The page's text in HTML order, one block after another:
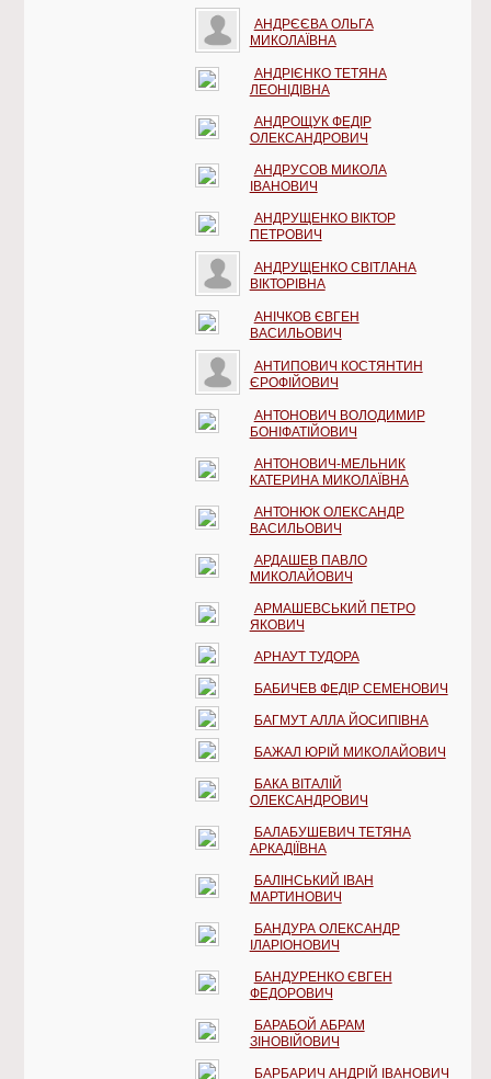
АНДРЄЄВА ОЛЬГА
МИКОЛАЇВНА
АНДРІЄНКО ТЕТЯНА
ЛЕОНІДІВНА
АНДРОЩУК ФЕДІР
ОЛЕКСАНДРОВИЧ
АНДРУСОВ МИКОЛА
ІВАНОВИЧ
АНДРУЩЕНКО ВІКТОР
ПЕТРОВИЧ
АНДРУЩЕНКО СВІТЛАНА
ВІКТОРІВНА
АНІЧКОВ ЄВГЕН
ВАСИЛЬОВИЧ
АНТИПОВИЧ КОСТЯНТИН
ЄРОФІЙОВИЧ
АНТОНОВИЧ ВОЛОДИМИР
БОНІФАТІЙОВИЧ
АНТОНОВИЧ-МЕЛЬНИК
КАТЕРИНА МИКОЛАЇВНА
АНТОНЮК ОЛЕКСАНДР
ВАСИЛЬОВИЧ
АРДАШЕВ ПАВЛО
МИКОЛАЙОВИЧ
АРМАШЕВСЬКИЙ ПЕТРО
ЯКОВИЧ
АРНАУТ ТУДОРА
БАБИЧЕВ ФЕДІР СЕМЕНОВИЧ
БАГМУТ АЛЛА ЙОСИПІВНА
БАЖАЛ ЮРІЙ МИКОЛАЙОВИЧ
БАКА ВІТАЛІЙ
ОЛЕКСАНДРОВИЧ
БАЛАБУШЕВИЧ ТЕТЯНА
АРКАДІЇВНА
БАЛІНСЬКИЙ ІВАН
МАРТИНОВИЧ
БАНДУРА ОЛЕКСАНДР
ІЛАРІОНОВИЧ
БАНДУРЕНКО ЄВГЕН
ФЕДОРОВИЧ
БАРАБОЙ АБРАМ
ЗІНОВІЙОВИЧ
БАРБАРИЧ АНДРІЙ ІВАНОВИЧ